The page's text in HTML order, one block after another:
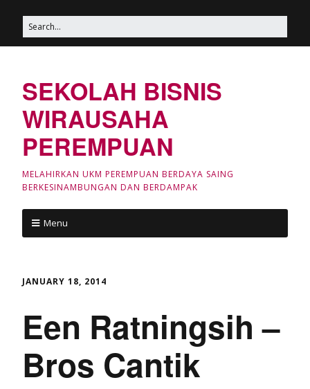
SEKOLAH BISNIS
WIRAUSAHA
PEREMPUAN
MELAHIRKAN UKM PEREMPUAN BERDAYA SAING
BERKESINAMBUNGAN DAN BERDAMPAK
Menu
JANUARY 18, 2014
Een Ratningsih –
Bros Cantik